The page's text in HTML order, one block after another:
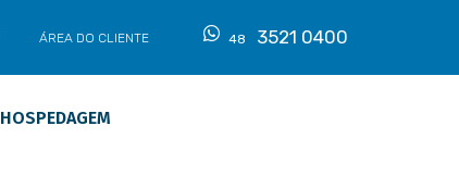
ÁREA DO CLIENTE 48 3521 0400
HOSPEDAGEM